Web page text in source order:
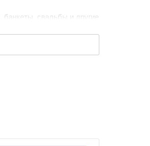
банкеты, свадьбы и другие